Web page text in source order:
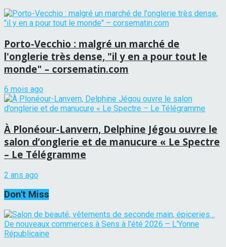
Porto-Vecchio : malgré un marché de
l'onglerie très dense, "il y en a pour tout le
monde" – corsematin.com
6 mois ago
À Plonéour-Lanvern, Delphine Jégou ouvre le
salon d’onglerie et de manucure « Le Spectre
– Le Télégramme
2 ans ago
Don't Miss